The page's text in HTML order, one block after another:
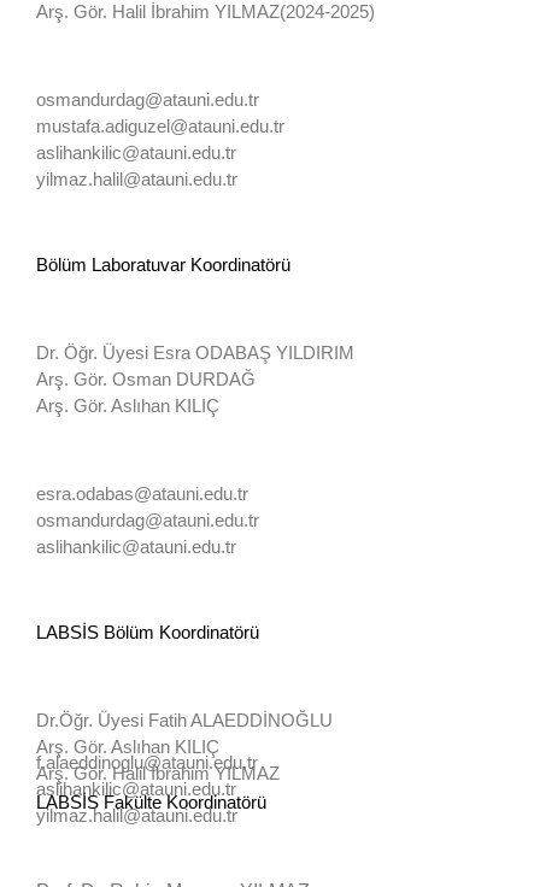
Arş. Gör. Halil İbrahim YILMAZ(2024-2025)
osmandurdag@atauni.edu.tr
mustafa.adiguzel@atauni.edu.tr
aslihankilic@atauni.edu.tr
yilmaz.halil@atauni.edu.tr
Bölüm Laboratuvar Koordinatörü
Dr. Öğr. Üyesi Esra ODABAŞ YILDIRIM
Arş. Gör. Osman DURDAĞ
Arş. Gör. Aslıhan KILIÇ
esra.odabas@atauni.edu.tr
osmandurdag@atauni.edu.tr
aslihankilic@atauni.edu.tr
LABSİS Bölüm Koordinatörü
Dr.Öğr. Üyesi Fatih ALAEDDİNOĞLU
Arş. Gör. Aslıhan KILIÇ
Arş. Gör. Halil İbrahim YILMAZ
f.alaeddinoglu@atauni.edu.tr
aslihankilic@atauni.edu.tr
yilmaz.halil@atauni.edu.tr
LABSİS Fakülte Koordinatörü